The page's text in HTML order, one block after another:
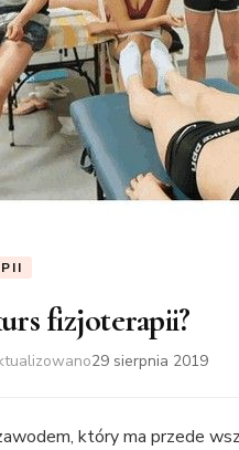
fizjoterapii?
29 sierpnia 2019
który ma przede